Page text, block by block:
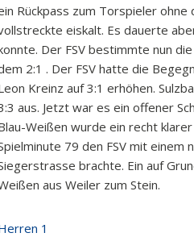
Rückpass zum Torspieler
eiskalt. Es dauerte
Der FSV bestimmte nun
2:1 . Der FSV hatte die
Kreinz auf 3:1 erhöhen.
aus. Jetzt war es ein offener
Weißen wurde ein recht
79 den FSV mit
brachte. Ein auf
aus Weiler zum Stein.
1